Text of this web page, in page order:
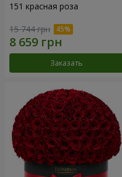
151 красная роза
15 744 грн
Заказать